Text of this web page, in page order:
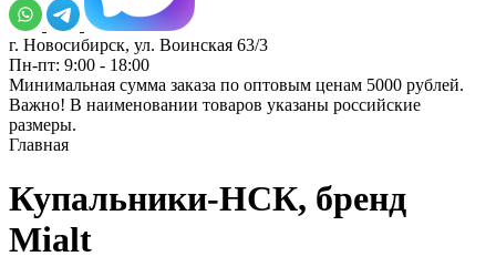
г. Новосибирск, ул. Воинская 63/3
Пн-пт: 9:00 - 18:00
Минимальная сумма заказа по оптовым ценам 5000 рублей.
Важно! В наименовании товаров указаны российские
размеры.
Главная
Купальники-НСК, бренд
Mialt